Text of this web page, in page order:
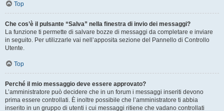
Top
Che cos’è il pulsante “Salva” nella finestra di invio dei messaggi?
La funzione ti permette di salvare bozze di messaggi da completare e inviare
in seguito. Per utilizzarle vai nell’apposita sezione del Pannello di Controllo
Utente.
Top
Perché il mio messaggio deve essere approvato?
L’amministratore può decidere che in un forum i messaggi inseriti devono
prima essere controllati. È inoltre possibile che l’amministratore ti abbia
inserito in un gruppo di utenti i cui messaggi ritiene che vadano controllati